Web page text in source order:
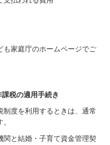
も家庭庁のホームページでご
税の適用手続き
度を利用するときは、通常
と結婚・子育て資金管理契